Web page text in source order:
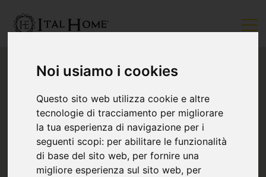
Noi usiamo i cookies
Questo sito web utilizza cookie e altre
tecnologie di tracciamento per migliorare
la tua esperienza di navigazione per i
seguenti scopi: per abilitare le funzionalità
di base del sito web, per fornire una
migliore esperienza sul sito web, per